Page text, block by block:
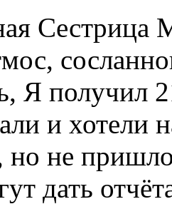
Сестрица
Я получил
и хотели
но не
дать